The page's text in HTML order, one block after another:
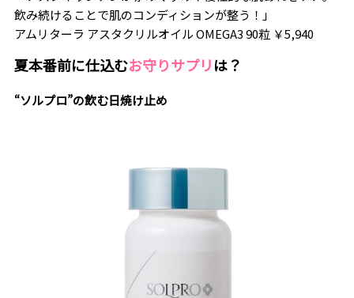
飲み続けることで肌のコンディションが整う！」
アムリターラ アスタクリルオイル OMEGA3 90粒 ￥5,940
夏本番前に仕込むお守りサプリは？
“ソルプロ”の飲む日焼け止め